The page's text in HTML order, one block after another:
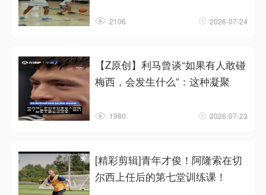
2106 2026-07-24
【Z原创】利马曾谈“如果有人敢碰
梅西，会发生什么”：这种凝聚
1980 2026-07-23
[精彩剪辑]青年才俊！阿隆索在切
尔西上任后的第七堂训练课！